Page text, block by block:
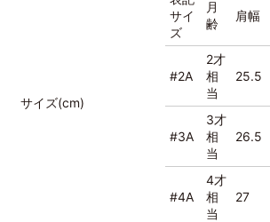
サイズ(cm)
サイ
ズ
月
齢
肩幅
#2A
2才
相
当
25.5
#3A
3才
相
当
26.5
#4A
4才
相
当
27